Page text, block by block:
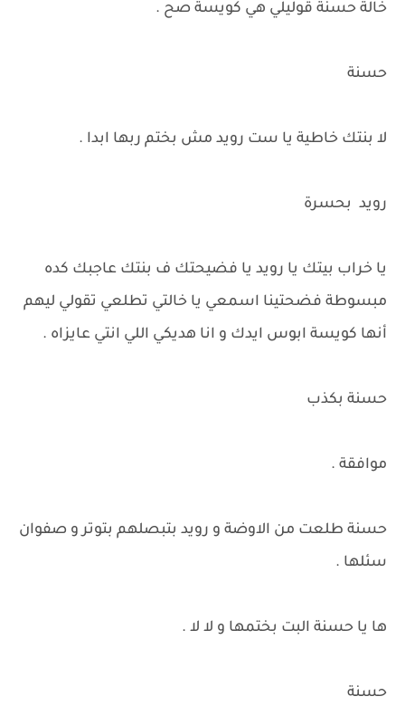
خالة حسنة قوليلي هي كويسة صح .
حسنة
لا بنتك خاطية يا ست رويد مش بختم ربها ابدا .
رويد بحسرة
يا خراب بيتك يا رويد يا فضيحتك ف بنتك عاجبك كده
مبسوطة فضحتينا اسمعي يا خالتي تطلعي تقولي ليهم
أنها كويسة ابوس ايدك و انا هديكي اللي انتي عايزاه .
حسنة بكذب
موافقة .
حسنة طلعت من الاوضة و رويد بتبصلهم بتوتر و صفوان
سئلها .
ها يا حسنة البت بختمها و لا لا .
حسنة